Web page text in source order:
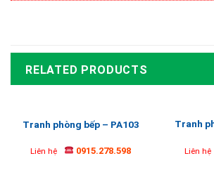
RELATED PRODUCTS
Tranh phòng bếp – PA103
Liên hệ 0915.278.598
Tranh
Liên hệ